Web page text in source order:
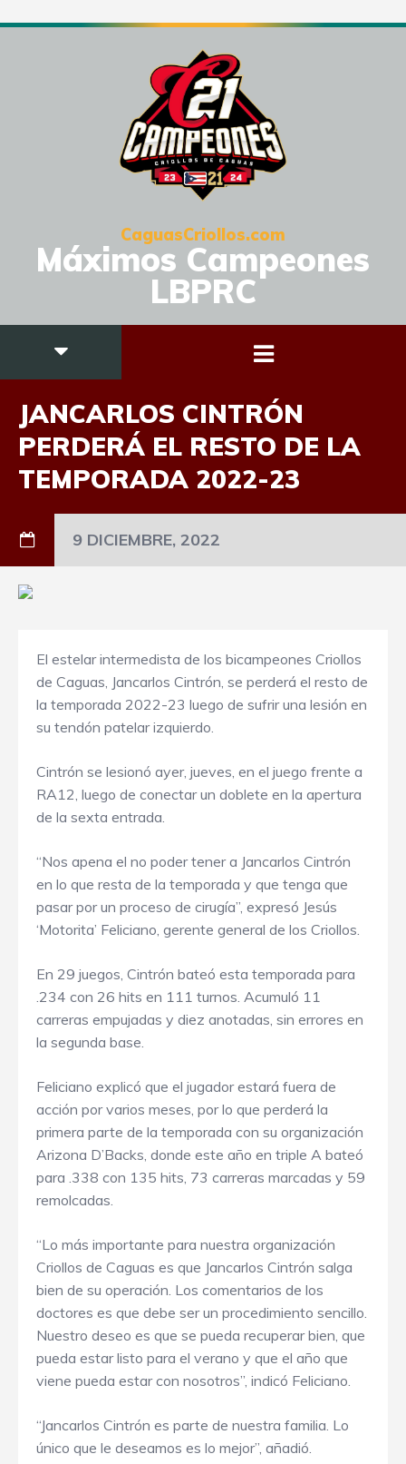
CaguasCriollos.com
Máximos Campeones
LBPRC
JANCARLOS CINTRÓN
PERDERÁ EL RESTO DE LA
TEMPORADA 2022-23
9 DICIEMBRE, 2022
El estelar intermedista de los bicampeones Criollos
de Caguas, Jancarlos Cintrón, se perderá el resto de
la temporada 2022-23 luego de sufrir una lesión en
su tendón patelar izquierdo.
Cintrón se lesionó ayer, jueves, en el juego frente a
RA12, luego de conectar un doblete en la apertura
de la sexta entrada.
“Nos apena el no poder tener a Jancarlos Cintrón
en lo que resta de la temporada y que tenga que
pasar por un proceso de cirugía”, expresó Jesús
‘Motorita’ Feliciano, gerente general de los Criollos.
En 29 juegos, Cintrón bateó esta temporada para
.234 con 26 hits en 111 turnos. Acumuló 11
carreras empujadas y diez anotadas, sin errores en
la segunda base.
Feliciano explicó que el jugador estará fuera de
acción por varios meses, por lo que perderá la
primera parte de la temporada con su organización
Arizona D’Backs, donde este año en triple A bateó
para .338 con 135 hits, 73 carreras marcadas y 59
remolcadas.
“Lo más importante para nuestra organización
Criollos de Caguas es que Jancarlos Cintrón salga
bien de su operación. Los comentarios de los
doctores es que debe ser un procedimiento sencillo.
Nuestro deseo es que se pueda recuperar bien, que
pueda estar listo para el verano y que el año que
viene pueda estar con nosotros”, indicó Feliciano.
“Jancarlos Cintrón es parte de nuestra familia. Lo
único que le deseamos es lo mejor”, añadió.